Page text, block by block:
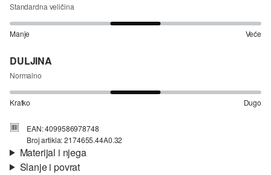
Standardna veličina
Manje Veće
DULJINA
Normalno
Kratko Dugo
EAN: 4099586978748
Broj artikla: 2174655.44A0.32
Materijal i njega
Slanje i povrat